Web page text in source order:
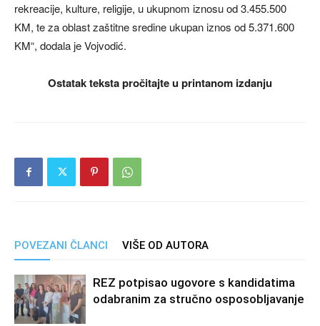
rekreacije, kulture, religije, u ukupnom iznosu od 3.455.500
KM, te za oblast zaštitne sredine ukupan iznos od 5.371.600
KM“, dodala je Vojvodić.
Ostatak teksta pročitajte u printanom izdanju
POVEZANI ČLANCI VIŠE OD AUTORA
REZ potpisao ugovore s kandidatima
odabranim za stručno osposobljavanje